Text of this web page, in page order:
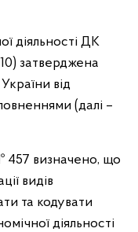
діяльності ДК
затверджена
від
(далі –
визначено, що
видів
та кодувати
діяльності